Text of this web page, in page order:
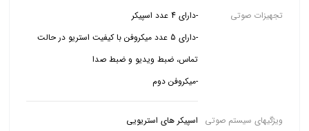
تجهیزات صوتی
-دارای 4 عدد اسپیکر
-دارای 5 عدد میکروفن با کیفیت استریو در حالت
تماس، ضبط ویدیو و ضبط صدا
-میکروفن دوم
ویژگیهای سیستم صوتی اسپیکر های استریویی